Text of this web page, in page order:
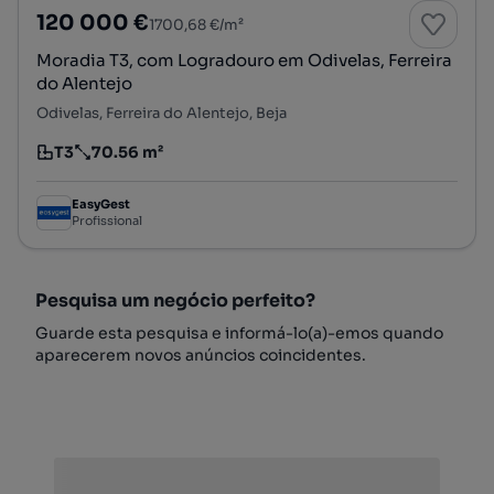
120 000 €1700,68 €/m²
Moradia T3, com Logradouro em Odivelas, Ferreira
do Alentejo
Odivelas, Ferreira do Alentejo, Beja
Tipologia
T3
Preço por metro quadrado
70.56 m²
EasyGest
Profissional
Pesquisa um negócio perfeito?
Guarde esta pesquisa e informá-lo(a)-emos quando
aparecerem novos anúncios coincidentes.